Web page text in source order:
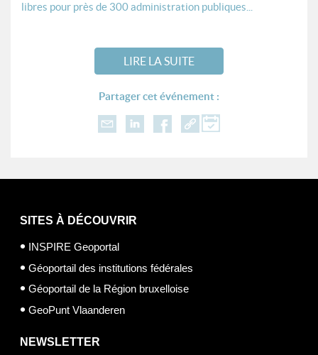
libres pour près de 300 administration publiques...
LIRE LA SUITE
Partager cet événement :
SITES À DÉCOUVRIR
INSPIRE Geoportal
Géoportail des institutions fédérales
Géoportail de la Région bruxelloise
GeoPunt Vlaanderen
NEWSLETTER